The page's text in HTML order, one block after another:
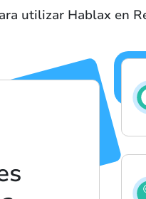
utilizar Hablax en